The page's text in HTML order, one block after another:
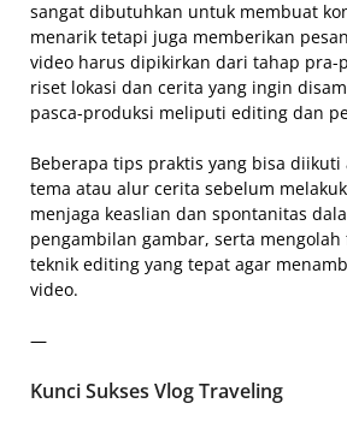
sangat dibutuhkan untuk membuat
menarik tetapi juga memberikan
video harus dipikirkan dari tahap pra-
riset lokasi dan cerita yang ingin
pasca-produksi meliputi editing dan
Beberapa tips praktis yang bisa
tema atau alur cerita sebelum
menjaga keaslian dan spontanitas
pengambilan gambar, serta mengolah
teknik editing yang tepat agar
video.
—
Kunci Sukses Vlog Traveling